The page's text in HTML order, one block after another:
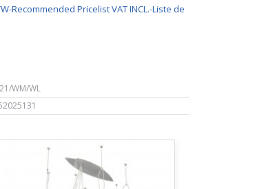
Recommended Pricelist VAT INCL.-Liste de
WM/WL